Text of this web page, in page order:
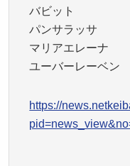
バビット
パンサラッサ
マリアエレーナ
ユーバーレーベン
https://